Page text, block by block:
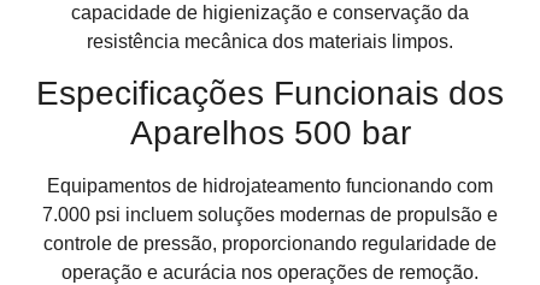
capacidade de higienização e conservação da
resistência mecânica dos materiais limpos.
Especificações Funcionais dos
Aparelhos 500 bar
Equipamentos de hidrojateamento funcionando com
7.000 psi incluem soluções modernas de propulsão e
controle de pressão, proporcionando regularidade de
operação e acurácia nos operações de remoção.